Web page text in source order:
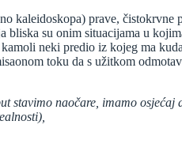
prave, čistokrvne
bliska su onim situacijama u
neki predio iz kojeg ma
toku da s užitkom
naočare, imamo osjećaj